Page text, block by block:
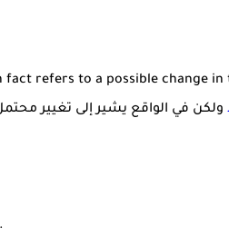
fact refers to a possible change
ولكن في الواقع يشير إلى تغيير